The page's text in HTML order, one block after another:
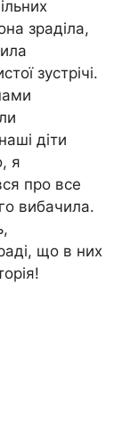
зраділа,
зустрічі.
діти
я
про все
вибачила.
що в них